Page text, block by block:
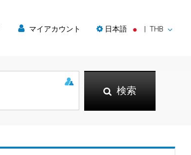
マイアカウント 日本語 | THB
検索